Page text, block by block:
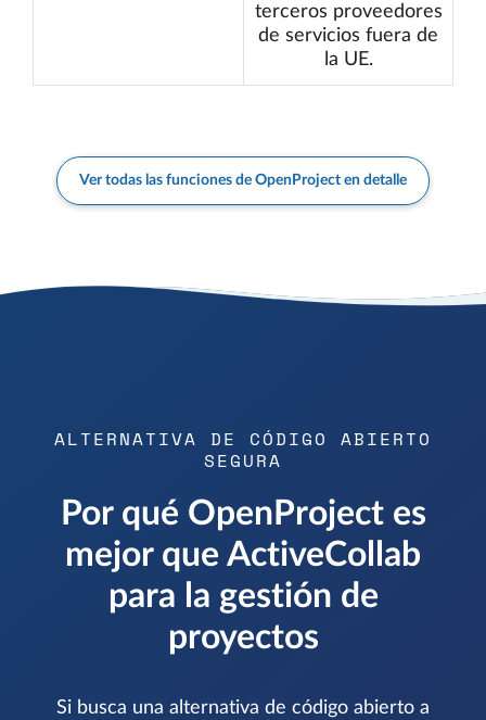
terceros proveedores
de servicios fuera de
la UE.
Ver todas las funciones de OpenProject en detalle
ALTERNATIVA DE CÓDIGO ABIERTO
SEGURA
Por qué OpenProject es
mejor que ActiveCollab
para la gestión de
proyectos
Si busca una alternativa de código abierto a